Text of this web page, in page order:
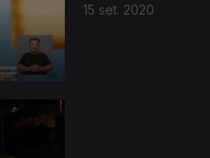
15 set. 2020